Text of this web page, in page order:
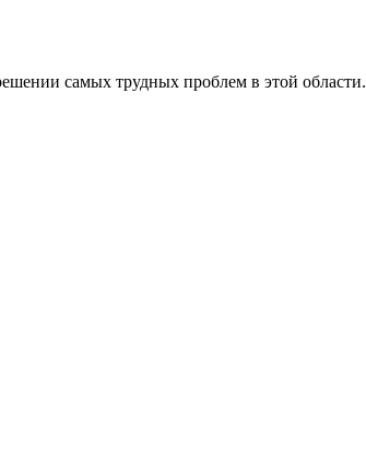
самых трудных проблем в этой области.